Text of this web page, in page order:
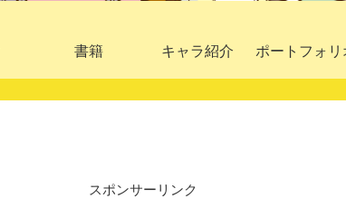
書籍 キャラ紹介 ポートフォリ
スポンサーリンク